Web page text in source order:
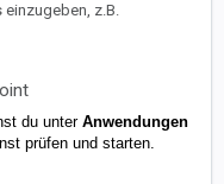
einzugeben, z.B.
du unter Anwendungen
prüfen und starten.